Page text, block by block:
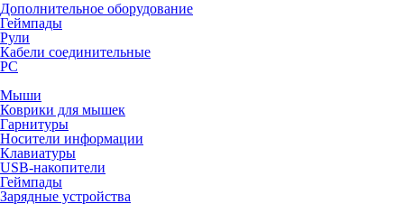
Дополнительное оборудование
Геймпады
Рули
Кабели соединительные
PC
Мыши
Коврики для мышек
Гарнитуры
Носители информации
Клавиатуры
USB-накопители
Геймпады
Зарядные устройства